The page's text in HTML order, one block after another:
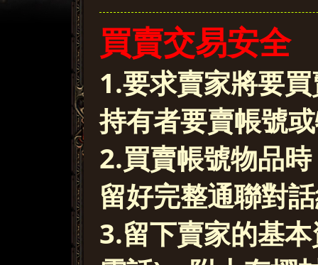
買賣交易安全
1.要求賣家將要
持有者要賣帳號
2.買賣帳號物品
留好完整通聯對
3.留下賣家的基